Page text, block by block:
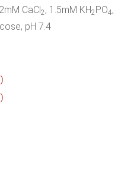
CaCl2, 1.5mM KH2PO4,
pH 7.4